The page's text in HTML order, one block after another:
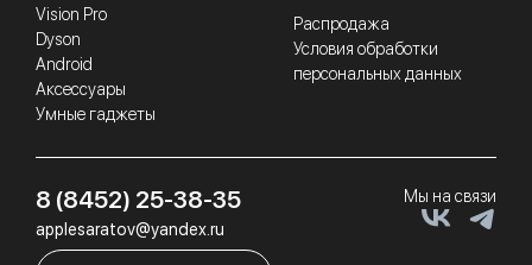
Vision Pro
Dyson
Android
Аксессуары
Умные гаджеты
Распродажа
Условия обработки
персональных данных
8 (8452) 25-38-35
applesaratov@yandex.ru
Мы на связи